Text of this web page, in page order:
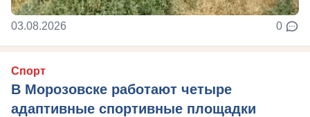
03.08.2026 0
Спорт
В Морозовске работают четыре
адаптивные спортивные площадки